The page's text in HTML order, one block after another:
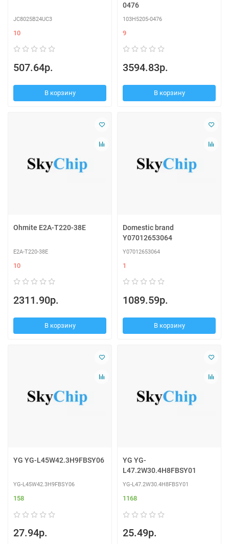
JC8025B24UC3
10
507.64р.
В корзину
0476
103H5205-0476
9
3594.83р.
В корзину
Ohmite E2A-T220-38E
E2A-T220-38E
10
2311.90р.
В корзину
Domestic brand
Y07012653064
Y07012653064
1
1089.59р.
В корзину
YG YG-L45W42.3H9FBSY06
YG-L45W42.3H9FBSY06
158
27.94р.
YG YG-
L47.2W30.4H8FBSY01
YG-L47.2W30.4H8FBSY01
1168
25.49р.